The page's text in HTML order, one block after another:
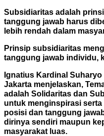
Subsidiaritas adalah
tanggung jawab harus
lebih rendah dalam
Prinsip subsidiaritas
tanggung jawab individu,
Ignatius Kardinal
Jakarta menjelaskan,
adalah Solidaritas dan
untuk menginspirasi
posisi dan tanggung
dirinya sendiri maupun
masyarakat luas.